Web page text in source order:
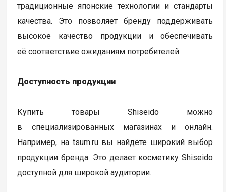
традиционные японские технологии и стандарты
качества. Это позволяет бренду поддерживать
высокое качество продукции и обеспечивать
её соответствие ожиданиям потребителей.
Доступность продукции
Купить товары Shiseido можно
в специализированных магазинах и онлайн.
Например, на tsum.ru вы найдёте широкий выбор
продукции бренда. Это делает косметику Shiseido
доступной для широкой аудитории.